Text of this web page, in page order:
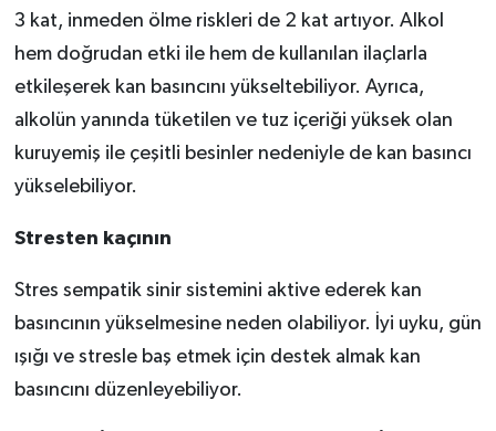
3 kat, inmeden ölme riskleri de 2 kat artıyor. Alkol
hem doğrudan etki ile hem de kullanılan ilaçlarla
etkileşerek kan basıncını yükseltebiliyor. Ayrıca,
alkolün yanında tüketilen ve tuz içeriği yüksek olan
kuruyemiş ile çeşitli besinler nedeniyle de kan basıncı
yükselebiliyor.
Stresten kaçının
Stres sempatik sinir sistemini aktive ederek kan
basıncının yükselmesine neden olabiliyor. İyi uyku, gün
ışığı ve stresle baş etmek için destek almak kan
basıncını düzenleyebiliyor.